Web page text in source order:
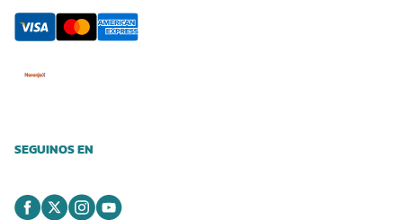
SEGUINOS EN